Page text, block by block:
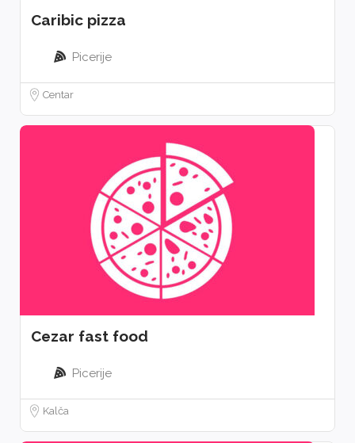
Caribic pizza
Picerije
Centar
Cezar fast food
Picerije
Kalča